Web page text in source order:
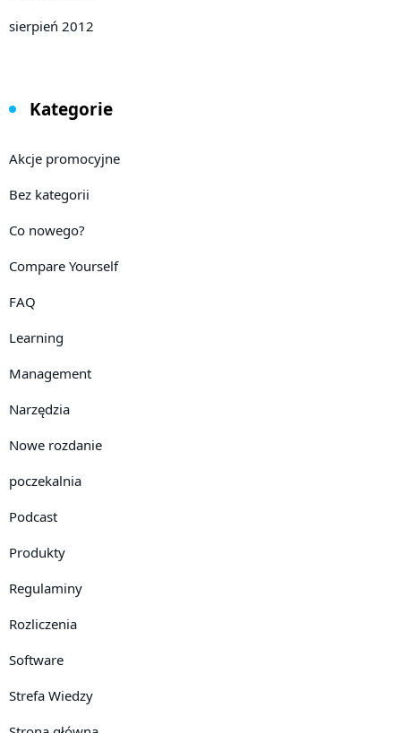
sierpień 2012
Kategorie
Akcje promocyjne
Bez kategorii
Co nowego?
Compare Yourself
FAQ
Learning
Management
Narzędzia
Nowe rozdanie
poczekalnia
Podcast
Produkty
Regulaminy
Rozliczenia
Software
Strefa Wiedzy